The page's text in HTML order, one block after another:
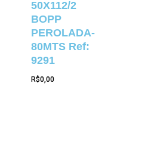
50X112/2
BOPP
PEROLADA-
80MTS Ref:
9291
R$0,00